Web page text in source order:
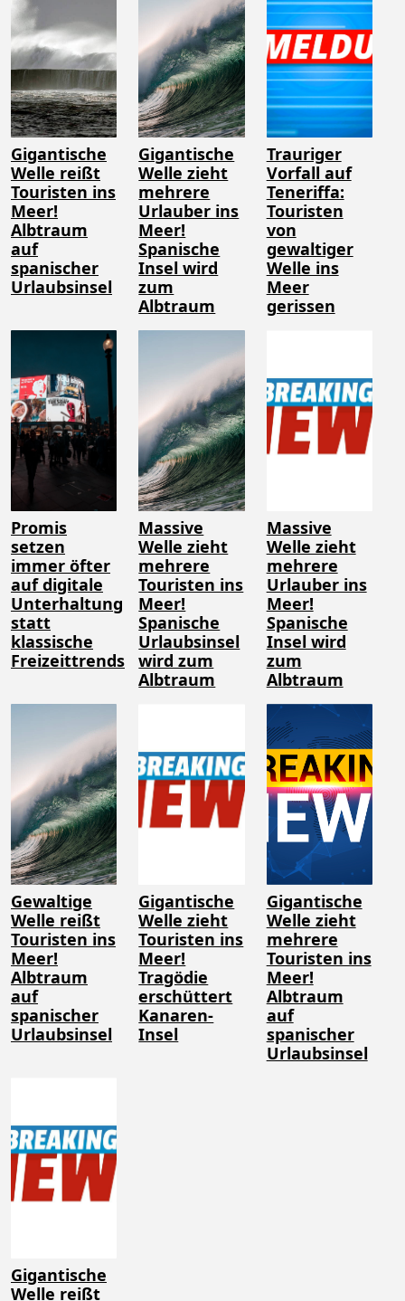
Gigantische
Welle reißt
Touristen ins
Meer!
Albtraum
auf
spanischer
Urlaubsinsel
Gigantische
Welle zieht
mehrere
Urlauber ins
Meer!
Spanische
Insel wird
zum
Albtraum
Trauriger
Vorfall auf
Teneriffa:
Touristen
von
gewaltiger
Welle ins
Meer
gerissen
Promis
setzen
immer öfter
auf digitale
Unterhaltung
statt
klassische
Freizeittrends
Massive
Welle zieht
mehrere
Touristen ins
Meer!
Spanische
Urlaubsinsel
wird zum
Albtraum
Massive
Welle zieht
mehrere
Urlauber ins
Meer!
Spanische
Insel wird
zum
Albtraum
Gewaltige
Welle reißt
Touristen ins
Meer!
Albtraum
auf
spanischer
Urlaubsinsel
Gigantische
Welle zieht
Touristen ins
Meer!
Tragödie
erschüttert
Kanaren-
Insel
Gigantische
Welle zieht
mehrere
Touristen ins
Meer!
Albtraum
auf
spanischer
Urlaubsinsel
Gigantische
Welle reißt